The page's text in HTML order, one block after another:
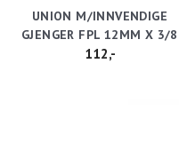
UNION M/INNVENDIGE
GJENGER FPL 12MM X 3/8
112,-